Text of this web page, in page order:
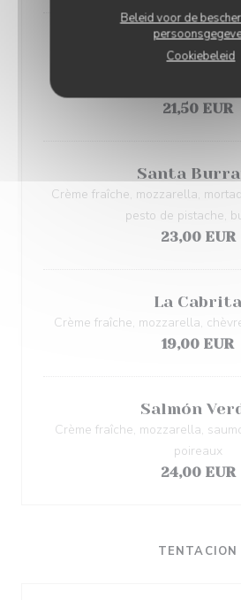
Beleid voor de
Cookiebeleid
La patata
Crème fraîche, mozzarella,
21,50 EUR
Santa
Crème fraîche, mozzarella,
pesto de pistache,
23,00 EUR
La Cabrita
Crème fraîche, mozzarella,
19,00 EUR
Salmón
Crème fraîche, mozzarella,
poireaux
24,00 EUR
TENTACION